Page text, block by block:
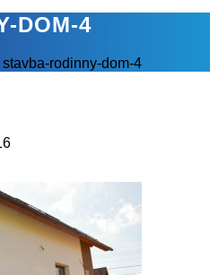
DOM-4
stavba-rodinny-dom-4